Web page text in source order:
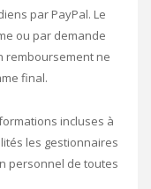
par PayPal. Le
ou par demande
remboursement ne
final.
incluses à
les gestionnaires
personnel de toutes